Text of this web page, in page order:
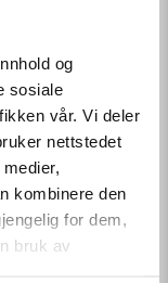
og
sosiale
vår. Vi deler
nettstedet
kombinere den
for dem,
bruk av
vous
maîtrise
de prendre
électriques à
à toutes les
et vous
sont